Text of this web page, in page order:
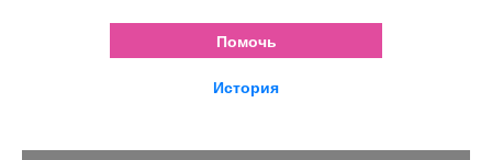
Помочь
История